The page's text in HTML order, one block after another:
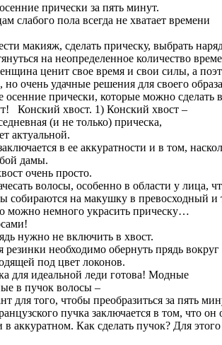
прически за пять минут.
слабого пола всегда не хватает времени
макияж, сделать прическу, выбрать
на неопределенное количество
ценит свое время и свои силы, а
очень удачные решения для своего
прически, которые можно сделать
Конский хвост. 1) Конский хвост –
(и не только) прическа,
актуальной.
в ее аккуратности и в том,
дамы.
очень просто.
волосы, особенно в области у лица,
собираются на макушку в превосходный и
можно немного украсить прическу…
нужно не включить в хвост.
резинки необходимо обернуть прядь
под цвет локонов.
для идеальной леди готова! Модные
в пучок волосы –
для того, чтобы преобразиться за пять
пучка заключается в том, что
аккуратном. Как сделать пучок? Для